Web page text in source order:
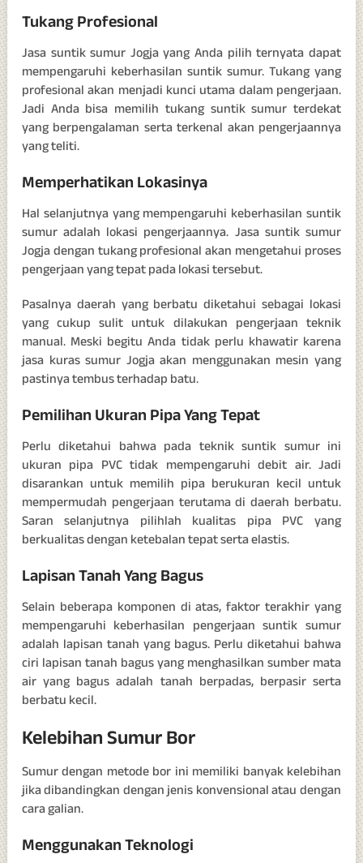
Tukang Profesional
Jasa suntik sumur Jogja yang Anda pilih ternyata dapat
mempengaruhi keberhasilan suntik sumur. Tukang yang
profesional akan menjadi kunci utama dalam pengerjaan.
Jadi Anda bisa memilih tukang suntik sumur terdekat
yang berpengalaman serta terkenal akan pengerjaannya
yang teliti.
Memperhatikan Lokasinya
Hal selanjutnya yang mempengaruhi keberhasilan suntik
sumur adalah lokasi pengerjaannya. Jasa suntik sumur
Jogja dengan tukang profesional akan mengetahui proses
pengerjaan yang tepat pada lokasi tersebut.
Pasalnya daerah yang berbatu diketahui sebagai lokasi
yang cukup sulit untuk dilakukan pengerjaan teknik
manual. Meski begitu Anda tidak perlu khawatir karena
jasa kuras sumur Jogja akan menggunakan mesin yang
pastinya tembus terhadap batu.
Pemilihan Ukuran Pipa Yang Tepat
Perlu diketahui bahwa pada teknik suntik sumur ini
ukuran pipa PVC tidak mempengaruhi debit air. Jadi
disarankan untuk memilih pipa berukuran kecil untuk
mempermudah pengerjaan terutama di daerah berbatu.
Saran selanjutnya pilihlah kualitas pipa PVC yang
berkualitas dengan ketebalan tepat serta elastis.
Lapisan Tanah Yang Bagus
Selain beberapa komponen di atas, faktor terakhir yang
mempengaruhi keberhasilan pengerjaan suntik sumur
adalah lapisan tanah yang bagus. Perlu diketahui bahwa
ciri lapisan tanah bagus yang menghasilkan sumber mata
air yang bagus adalah tanah berpadas, berpasir serta
berbatu kecil.
Kelebihan Sumur Bor
Sumur dengan metode bor ini memiliki banyak kelebihan
jika dibandingkan dengan jenis konvensional atau dengan
cara galian.
Menggunakan Teknologi